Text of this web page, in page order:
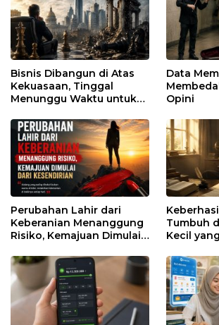
Bisnis Dibangun di Atas
Kekuasaan, Tinggal
Menunggu Waktu untuk
Data
Opini
Perubahan Lahir dari
Keberanian Menanggung
Risiko, Kemajuan Dimulai
Tumbuh
Kecil